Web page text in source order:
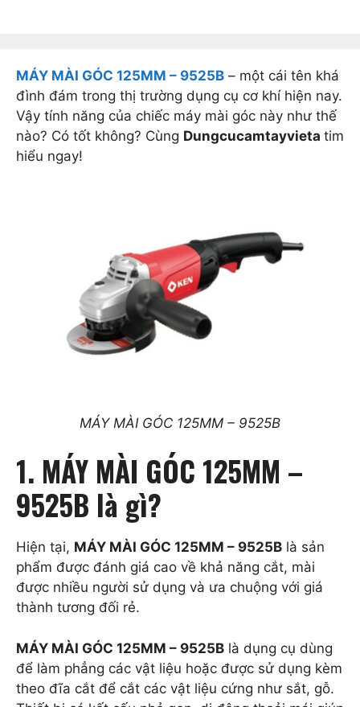
MÁY MÀI GÓC 125MM – 9525B – một cái tên khá
đình đám trong thị trường dụng cụ cơ khí hiện nay.
Vậy tính năng của chiếc máy mài góc này như thế
nào? Có tốt không? Cùng Dungcucamtayvieta tim
hiểu ngay!
MÁY MÀI GÓC 125MM – 9525B
1. MÁY MÀI GÓC 125MM –
9525B là gì?
Hiện tại, MÁY MÀI GÓC 125MM – 9525B là sản
phẩm được đánh giá cao về khả năng cắt, mài
được nhiều người sử dụng và ưa chuộng với giá
thành tương đối rẻ.
MÁY MÀI GÓC 125MM – 9525B là dụng cụ dùng
để làm phẳng các vật liệu hoặc được sử dụng kèm
theo đĩa cắt để cắt các vật liệu cứng như sắt, gỗ.